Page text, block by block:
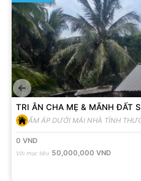
TRI ÂN CHA MẸ & MÃNH ĐẤT
VINH - KÊU GỌI NHÀ TÌNH
ẤM ÁP DƯỚI MÁI NHÀ TÌNH
0 VND
Với mục tiêu 50,000,000 VND